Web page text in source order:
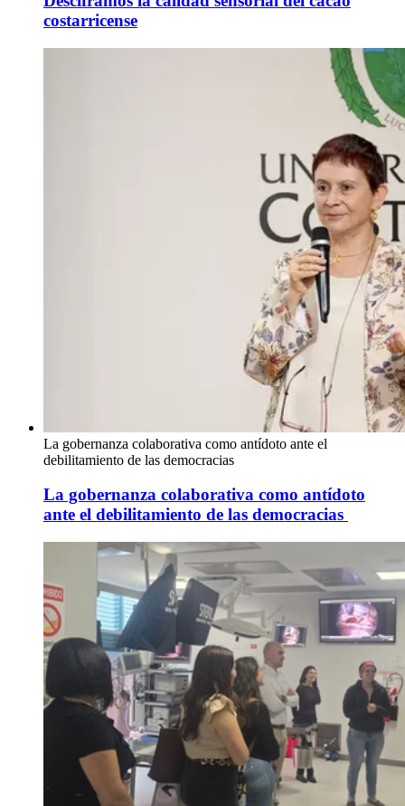
costarricense
La gobernanza colaborativa como antídoto ante el
debilitamiento de las democracias
La gobernanza colaborativa como antídoto
ante el debilitamiento de las democracias